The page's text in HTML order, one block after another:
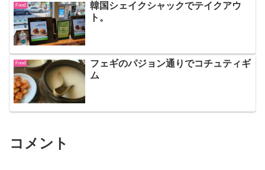
Food
韓国シェイクシャックでテイクアウ
ト。
Food
フェギのパジョン通りでコチュティギ
ム
コメント